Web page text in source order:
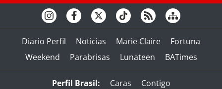
Diario Perfil Noticias Marie Claire
Fortuna
Weekend
Parabrisas Lunateen BATimes
Perfil Brasil: Caras
Contigo